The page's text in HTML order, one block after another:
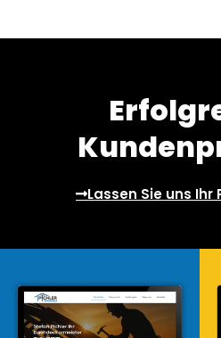
Lassen Sie uns